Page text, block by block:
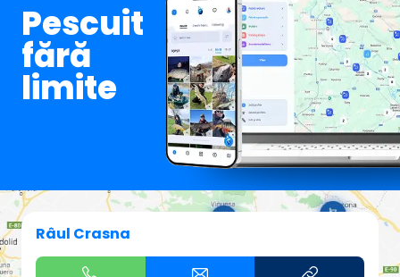
Pescuit
fără
limite
Râul Crasna